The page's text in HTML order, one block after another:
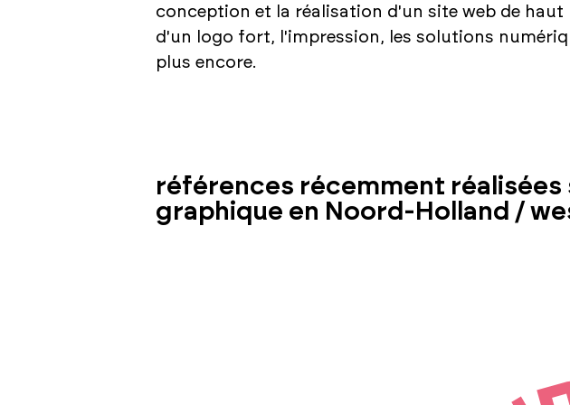
conception et la réalisation d'un site web de
d'un logo fort, l'impression, les solutions
plus encore.
références récemment réalisées
graphique en Noord-Holland /